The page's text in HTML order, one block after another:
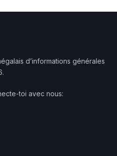
d’informations générales
toi avec nous: